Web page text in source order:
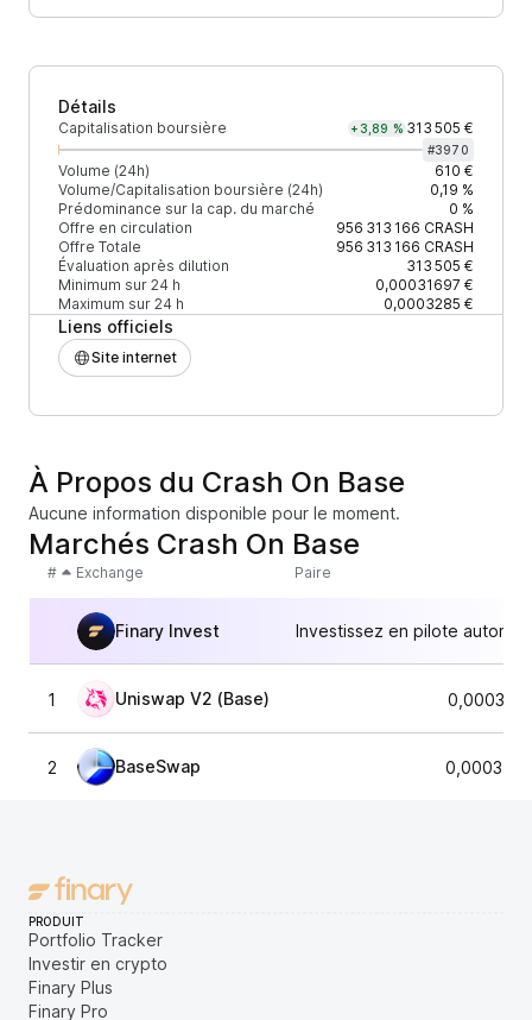
Détails
Capitalisation boursière +3,89 % 313 505 €
#3970
Volume (24h)
610 €
Volume/Capitalisation boursière (24h)
0,19 %
Prédominance sur la cap. du marché
0 %
Offre en circulation
956 313 166 CRASH
Offre Totale
956 313 166 CRASH
Évaluation après dilution
313 505 €
Minimum sur 24 h
0,00031697 €
Maximum sur 24 h
0,0003285 €
Liens officiels
Site internet
À Propos du Crash On Base
Aucune information disponible pour le moment.
Marchés Crash On Base
# Exchange Paire
Finary Invest Investissez en pilote
1 Uniswap V2 (Base)
2 BaseSwap
PRODUIT
Portfolio Tracker
Investir en crypto
Finary Plus
Finary Pro